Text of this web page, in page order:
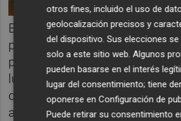
Bajo el árbol de Navidad no
presentes relacionados con la
prendas de vestir. El valor que
lugar en nuestra lista
que dará su toque de
a los obsequiados con sus
otros fines, incluido el uso de
geolocalización precisos y
del dispositivo. Sus elecciones se
solo a este sitio web. Algunos
pueden basarse en el interés
lugar del consentimiento; tiene
oponerse enConfiguración de
Puede retirar su consentimiento